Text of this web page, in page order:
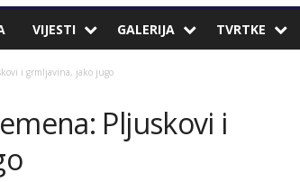
VIJESTI GALERIJA TVRTKE
i grmljavina, jako jugo
Pljuskovi i